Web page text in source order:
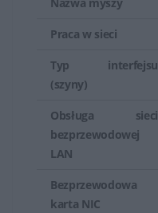
Praca w sieci
Typ interfejsu
(szyny)
Obsługa sieci
bezprzewodowej
LAN
Bezprzewodowa
karta NIC